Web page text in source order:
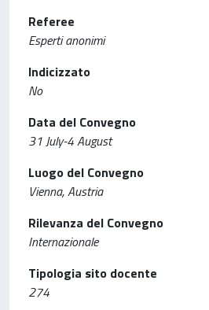
Referee
Esperti anonimi
Indicizzato
No
Data del Convegno
31 July-4 August
Luogo del Convegno
Vienna, Austria
Rilevanza del Convegno
Internazionale
Tipologia sito docente
274